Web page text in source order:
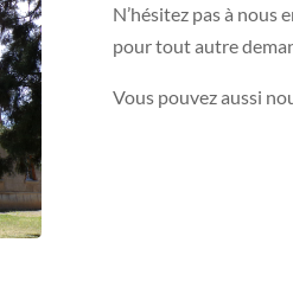
N’hésitez pas à nous
pour tout autre
Vous pouvez aussi